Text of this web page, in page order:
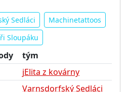
Sedláci
Machinetattoos
Sloupáku
tým
jElita z kovárny
Varnsdorfský Sedláci